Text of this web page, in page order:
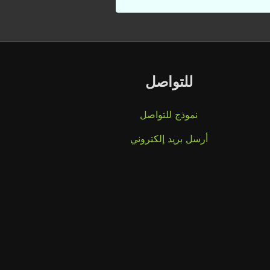
للتواصل
نموذج للتواصل
أرسل بريد إلكتروني